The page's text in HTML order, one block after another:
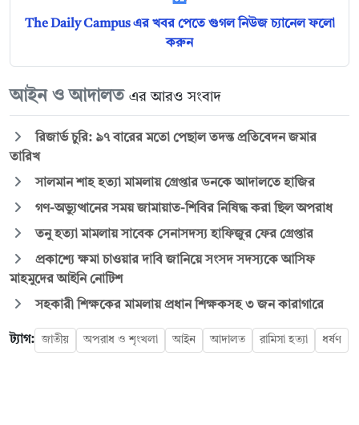
The Daily Campus এর খবর পেতে গুগল নিউজ চ্যানেল ফলো
করুন
আইন ও আদালত এর আরও সংবাদ
রিজার্ভ চুরি: ৯৭ বারের মতো পেছাল তদন্ত প্রতিবেদন জমার
তারিখ
সালমান শাহ হত্যা মামলায় গ্রেপ্তার ডনকে আদালতে হাজির
গণ-অভ্যুত্থানের সময় জামায়াত-শিবির নিষিদ্ধ করা ছিল অপরাধ
তনু হত্যা মামলায় সাবেক সেনাসদস্য হাফিজুর ফের গ্রেপ্তার
প্রকাশ্যে ক্ষমা চাওয়ার দাবি জানিয়ে সংসদ সদস্যকে আসিফ
মাহমুদের আইনি নোটিশ
সহকারী শিক্ষকের মামলায় প্রধান শিক্ষকসহ ৩ জন কারাগারে
ট্যাগ: জাতীয় অপরাধ ও শৃংখলা আইন আদালত রামিসা হত্যা ধর্ষণ